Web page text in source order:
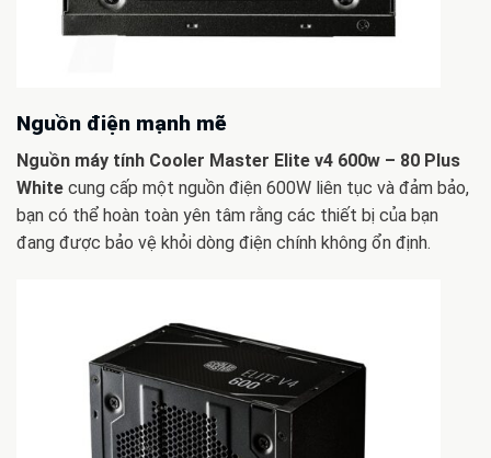
Nguồn điện mạnh mẽ
Nguồn máy tính Cooler Master Elite v4 600w – 80 Plus
White cung cấp một nguồn điện 600W liên tục và đảm bảo,
bạn có thể hoàn toàn yên tâm rằng các thiết bị của bạn
đang được bảo vệ khỏi dòng điện chính không ổn định.